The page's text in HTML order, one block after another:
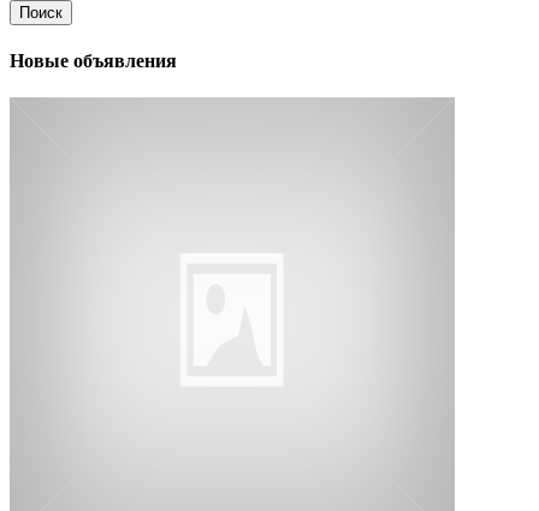
Поиск
Новые объявления